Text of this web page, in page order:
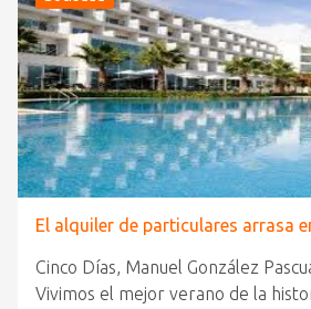
El alquiler de particulares arrasa
Cinco Días, Manuel González
Vivimos el mejor verano de la